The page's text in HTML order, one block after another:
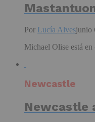
Por Lucía Alvesjunio
Michael Olise está
Newcastle
Newcastle